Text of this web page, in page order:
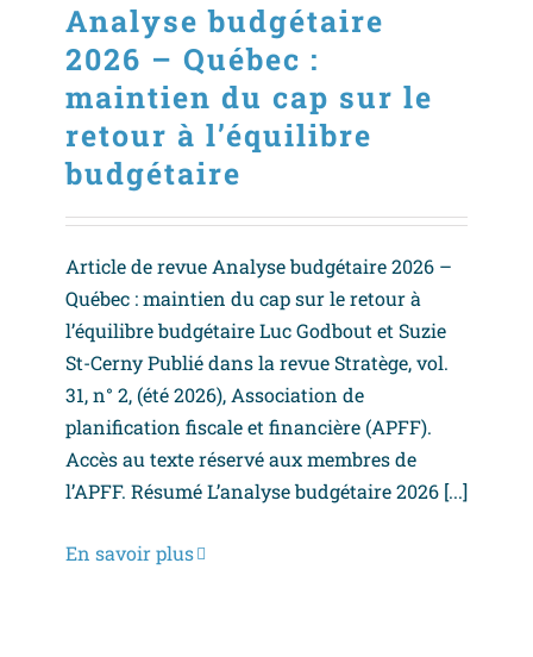
Analyse budgétaire
2026 – Québec :
maintien du cap sur le
retour à l’équilibre
budgétaire
Article de revue Analyse budgétaire 2026 –
Québec : maintien du cap sur le retour à
l’équilibre budgétaire Luc Godbout et Suzie
St-Cerny Publié dans la revue Stratège, vol.
31, n° 2, (été 2026), Association de
planification fiscale et financière (APFF).
Accès au texte réservé aux membres de
l’APFF. Résumé L’analyse budgétaire 2026 [...]
En savoir plus